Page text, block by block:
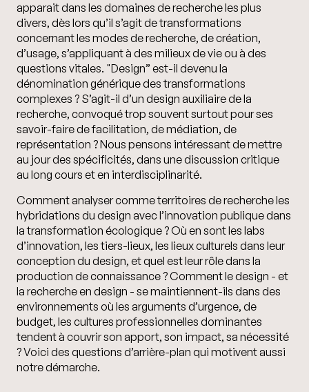
apparait dans les domaines de recherche les plus
divers, dès lors qu’il s’agit de transformations
concernant les modes de recherche, de création,
d’usage, s’appliquant à des milieux de vie ou à des
questions vitales. "Design” est-il devenu la
dénomination générique des transformations
complexes ? S’agit-il d’un design auxiliaire de la
recherche, convoqué trop souvent surtout pour ses
savoir-faire de facilitation, de médiation, de
représentation ? Nous pensons intéressant de mettre
au jour des spécificités, dans une discussion critique
au long cours et en interdisciplinarité.
Comment analyser comme territoires de recherche les
hybridations du design avec l’innovation publique dans
la transformation écologique ? Où en sont les labs
d’innovation, les tiers-lieux, les lieux culturels dans leur
conception du design, et quel est leur rôle dans la
production de connaissance ? Comment le design - et
la recherche en design - se maintiennent-ils dans des
environnements où les arguments d’urgence, de
budget, les cultures professionnelles dominantes
tendent à couvrir son apport, son impact, sa nécessité
? Voici des questions d’arrière-plan qui motivent aussi
notre démarche.